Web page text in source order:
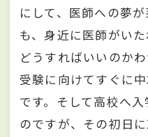
にして、医師への夢
も、身近に医師がい
どうすればいいのか
受験に向けてすぐに
です。そして高校へ
のですが、その初日